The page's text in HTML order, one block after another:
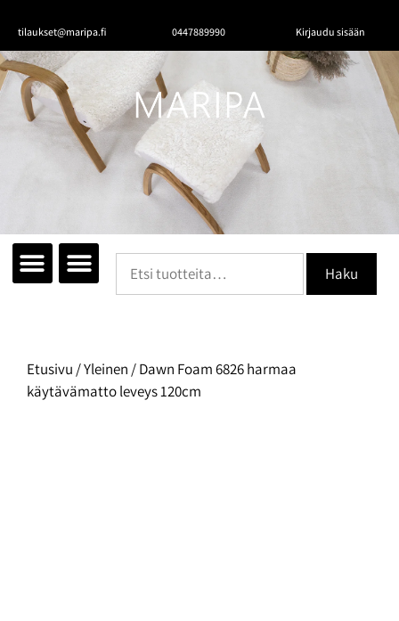
tilaukset@maripa.fi 0447889990 Kirjaudu sisään
Haku
Etusivu /Yleinen / Dawn Foam 6826 harmaa
käytävämatto leveys 120cm